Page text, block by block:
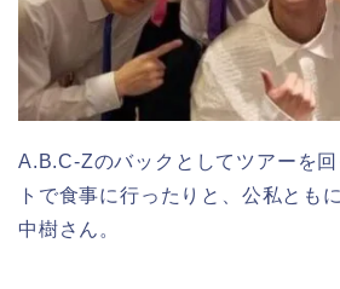
A.B.C-Zのバックとしてツアーを
トで食事に行ったりと、公私とも
中樹さん。